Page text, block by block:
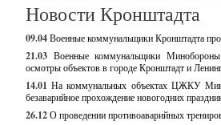
Новости Кронштадта
09.04Военные коммунальщики Кронштадта
21.03 Военные коммунальщики
осмотры объектов в городе Кронштадт и
14.01 На коммунальных объектах ЦЖКУ
безаварийное прохождение новогодних
26.12О проведении противоаварийных